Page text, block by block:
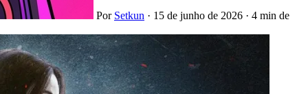
Por Setkun · 15 de junho de 2026 · 4 min de